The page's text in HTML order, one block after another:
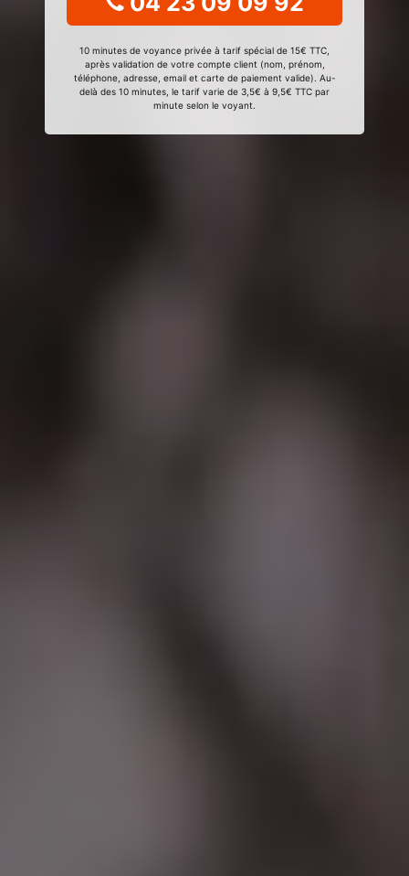
10 minutes de voyance privée à tarif spécial de 15€ TTC,
après validation de votre compte client (nom, prénom,
téléphone, adresse, email et carte de paiement valide). Au-
delà des 10 minutes, le tarif varie de 3,5€ à 9,5€ TTC par
minute selon le voyant.